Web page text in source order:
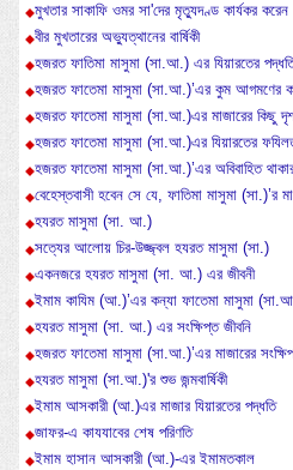
মুখতার সাকাফি ওমর সা'দের মৃত্যুদণ্ড কার্যকর করেন
বীর মুখতারের অভ্যুত্থানের বার্ষিকী
হজরত ফাতিমা মাসুমা (সা.আ.) এর যিয়ারতের
হজরত ফাতেমা মাসুমা (সা.আ.)’এর কুম আগমণের
হজরত ফাতেমা মাসুমা (সা.আ.)এর মাজারের কিছু
হজরত ফাতেমা মাসুমা (সা.আ.)এর যিয়ারতের
হজরত ফাতেমা মাসুমা (সা.আ.)’এর অবিবাহিত
বেহেস্তবাসী হবেন সে যে, ফাতিমা মাসুমা (সা.)’র
হযরত মাসুমা (সা. আ.)
সত্যের আলোয় চির-উজ্জ্বল হযরত মাসুমা (সা.)
একনজরে হযরত মাসুমা (সা. আ.) এর জীবনী
ইমাম কাযিম (আ.)’এর কন্যা ফাতেমা মাসুমা
হযরত মাসুমা (সা. আ.) এর সংক্ষিপ্ত জীবনি
হজরত ফাতেমা মাসুমা (সা.আ.)’এর মাজারের
হযরত মাসুমা (সা.আ.)'র শুভ জন্মবার্ষিকী
ইমাম আসকারী (আ.)এর মাজার যিয়ারতের পদ্ধতি
জাফর-এ কাযযাবের শেষ পরিণতি
ইমাম হাসান আসকারী (আ.)-এর ইমামতকাল